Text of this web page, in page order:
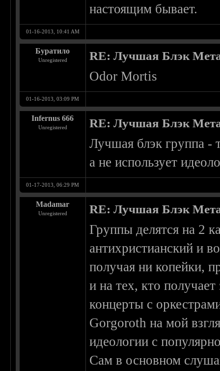
настоящим бывает.
01-16-2013, 10:41 AM
Буратило
Unregistered RE: Лучшая Блэк
Odor Mortis
01-16-2013, 03:09 PM
Infernus 666
Unregistered RE: Лучшая Блэк
Лучшая блэк группа -
а не использует
01-17-2013, 06:29 PM
Madamar
Unregistered RE: Лучшая Блэк
Группы делятся на 2
антихристианский и
получая ни копейки,
и на тех, кто
концерты с
Gorgoroth на мой
идеологии с
Сам в основном